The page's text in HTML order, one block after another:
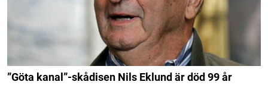
”Göta kanal”-skådisen Nils Eklund är död 99 år